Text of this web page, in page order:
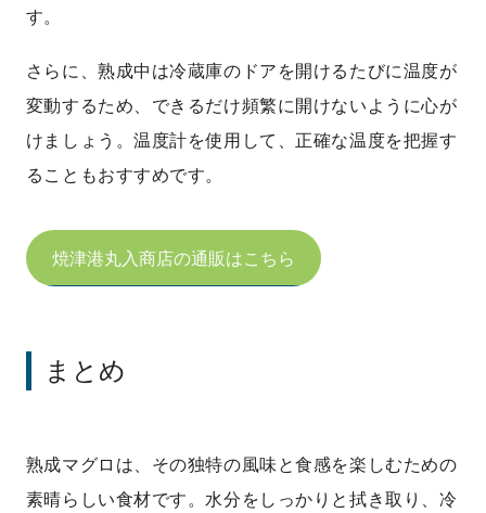
す。
さらに、熟成中は冷蔵庫のドアを開けるたびに温度が
変動するため、できるだけ頻繁に開けないように心が
けましょう。温度計を使用して、正確な温度を把握す
ることもおすすめです。
焼津港丸入商店の通販はこちら
まとめ
熟成マグロは、その独特の風味と食感を楽しむための
素晴らしい食材です。水分をしっかりと拭き取り、冷